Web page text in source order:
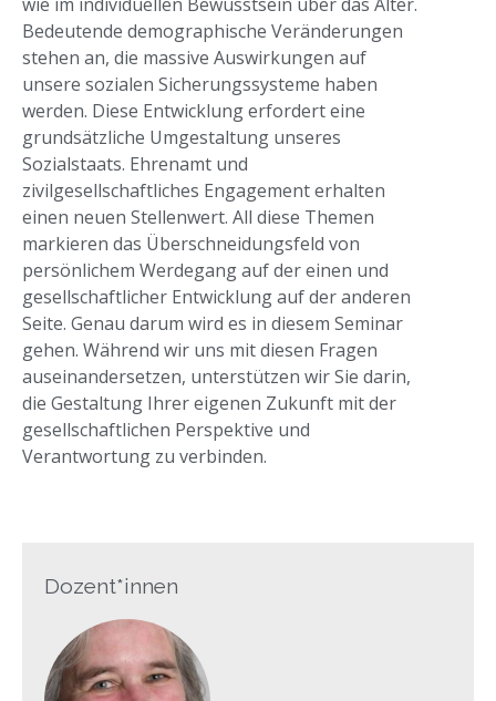
Bedeutende demographische Veränderungen
stehen an, die massive Auswirkungen auf
unsere sozialen Sicherungssysteme haben
werden. Diese Entwicklung erfordert eine
grundsätzliche Umgestaltung unseres
Sozialstaats. Ehrenamt und
zivilgesellschaftliches Engagement erhalten
einen neuen Stellenwert. All diese Themen
markieren das Überschneidungsfeld von
persönlichem Werdegang auf der einen und
gesellschaftlicher Entwicklung auf der anderen
Seite. Genau darum wird es in diesem Seminar
gehen. Während wir uns mit diesen Fragen
auseinandersetzen, unterstützen wir Sie darin,
die Gestaltung Ihrer eigenen Zukunft mit der
gesellschaftlichen Perspektive und
Verantwortung zu verbinden.
Dozent*innen